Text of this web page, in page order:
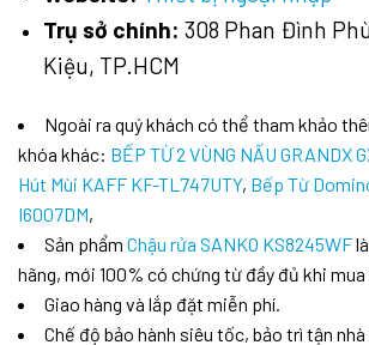
Trụ sở chính: 308 Phan Đình
Kiệu, TP.HCM
Ngoài ra quý khách có thể tham khảo
khóa khác: BẾP TỪ 2 VÙNG NẤU GRANDX
Hút Mùi KAFF KF-TL747UTY, Bếp Từ
I6007DM,
Sản phẩm Chậu rửa SANKO KS8245WF
hãng, mới 100% có chứng từ đầy đủ khi mua
Giao hàng và lắp đặt miễn phí.
Chế độ bảo hành siêu tốc, bảo trì tận nhà